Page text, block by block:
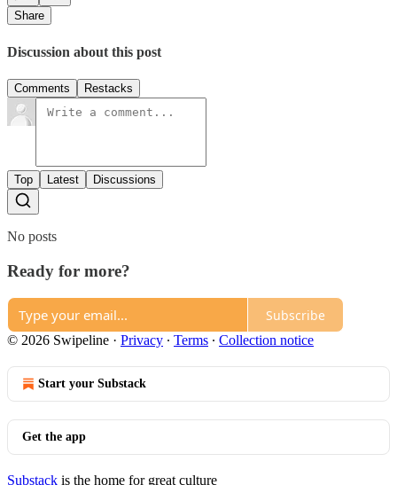
Share
Discussion about this post
Comments Restacks
Top Latest Discussions
No posts
Ready for more?
Subscribe
© 2026 Swipeline · Privacy ∙ Terms ∙ Collection notice
Start your Substack
Get the app
Substack is the home for great culture